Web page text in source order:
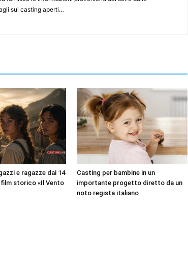
sui casting aperti…
e ragazze dai 14
film storico «Il Vento
Casting per bambine in un
importante progetto diretto da un
noto regista italiano